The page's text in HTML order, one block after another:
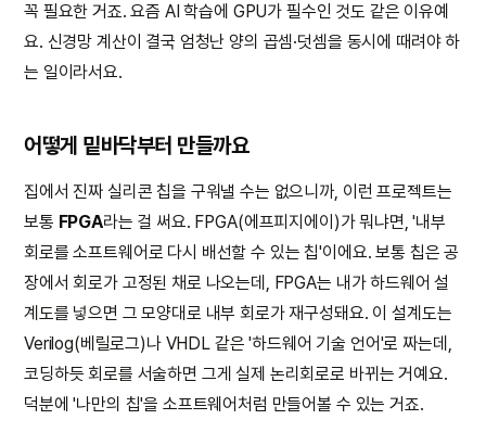
꼭 필요한 거죠. 요즘 AI 학습에 GPU가 필수인 것도 같은 이유예
요. 신경망 계산이 결국 엄청난 양의 곱셈·덧셈을 동시에 때려야 하
는 일이라서요.
어떻게 밑바닥부터 만들까요
집에서 진짜 실리콘 칩을 구워낼 수는 없으니까, 이런 프로젝트는
보통 FPGA라는 걸 써요. FPGA(에프피지에이)가 뭐냐면, '내부
회로를 소프트웨어로 다시 배선할 수 있는 칩'이에요. 보통 칩은 공
장에서 회로가 고정된 채로 나오는데, FPGA는 내가 하드웨어 설
계도를 넣으면 그 모양대로 내부 회로가 재구성돼요. 이 설계도는
Verilog(베릴로그)나 VHDL 같은 '하드웨어 기술 언어'로 짜는데,
코딩하듯 회로를 서술하면 그게 실제 논리회로로 바뀌는 거예요.
덕분에 '나만의 칩'을 소프트웨어처럼 만들어볼 수 있는 거죠.